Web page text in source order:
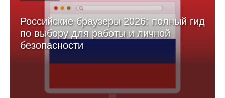
Российские браузеры 2026: полный гид
по выбору для работы и личной
безопасности